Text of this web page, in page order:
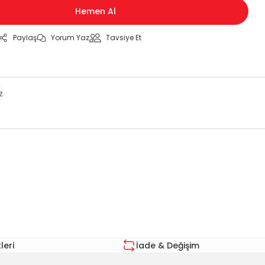
Hemen Al
Paylaş Yorum Yaz Tavsiye Et
İade & Değişim